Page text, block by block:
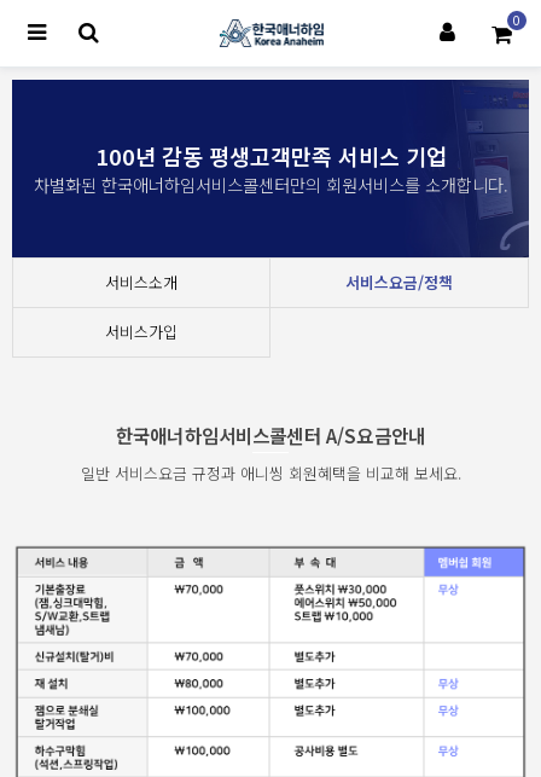
0
100년 감동 평생고객만족 서비스 기업
차별화된 한국애너하임서비스콜센터만의 회원서비스를 소개합니다.
서비스소개 서비스요금/정책
서비스가입
한국애너하임서비스콜센터 A/S요금안내
일반 서비스요금 규정과 애니씽 회원혜택을 비교해 보세요.